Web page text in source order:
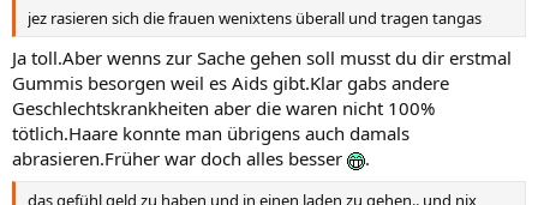
jez rasieren sich die frauen wenixtens überall und tragen tangas
Ja toll.Aber wenns zur Sache gehen soll musst du dir erstmal
Gummis besorgen weil es Aids gibt.Klar gabs andere
Geschlechtskrankheiten aber die waren nicht 100%
tötlich.Haare konnte man übrigens auch damals
abrasieren.Früher war doch alles besser
.
das gefühl geld zu haben und in einen laden zu gehen.. und nix